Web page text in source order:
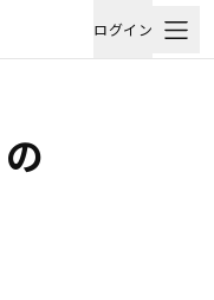
ログイン
の